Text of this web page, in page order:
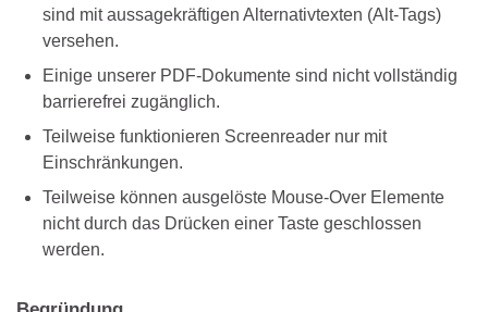
sind mit aussagekräftigen Alternativtexten (Alt-Tags)
versehen.
Einige unserer PDF-Dokumente sind nicht vollständig
barrierefrei zugänglich.
Teilweise funktionieren Screenreader nur mit
Einschränkungen.
Teilweise können ausgelöste Mouse-Over Elemente
nicht durch das Drücken einer Taste geschlossen
werden.